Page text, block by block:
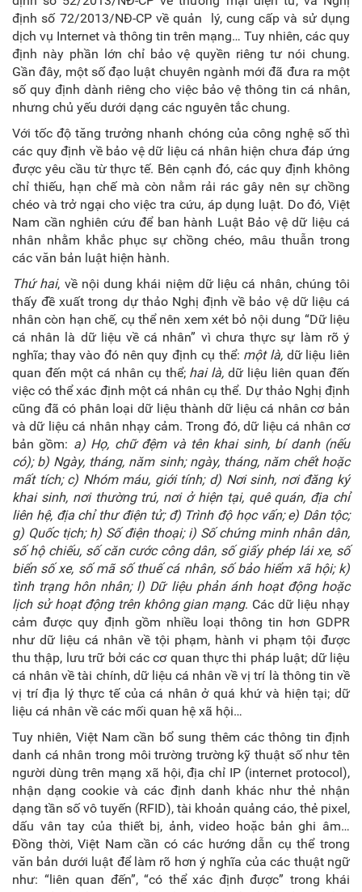
định số 72/2013/NĐ-CP về quản lý, cung cấp và sử dụng
dịch vụ Internet và thông tin trên mạng… Tuy nhiên, các quy
định này phần lớn chỉ bảo vệ quyền riêng tư nói chung.
Gần đây, một số đạo luật chuyên ngành mới đã đưa ra một
số quy định dành riêng cho việc bảo vệ thông tin cá nhân,
nhưng chủ yếu dưới dạng các nguyên tắc chung.
Với tốc độ tăng trưởng nhanh chóng của công nghệ số thì
các quy định về bảo vệ dữ liệu cá nhân hiện chưa đáp ứng
được yêu cầu từ thực tế. Bên cạnh đó, các quy định không
chỉ thiếu, hạn chế mà còn nằm rải rác gây nên sự chồng
chéo và trở ngại cho việc tra cứu, áp dụng luật. Do đó, Việt
Nam cần nghiên cứu để ban hành Luật Bảo vệ dữ liệu cá
nhân nhằm khắc phục sự chồng chéo, mâu thuẫn trong
các văn bản luật hiện hành.
Thứ hai, về nội dung khái niệm dữ liệu cá nhân, chúng tôi
thấy đề xuất trong dự thảo Nghị định về bảo vệ dữ liệu cá
nhân còn hạn chế, cụ thể nên xem xét bỏ nội dung “Dữ liệu
cá nhân là dữ liệu về cá nhân” vì chưa thực sự làm rõ ý
nghĩa; thay vào đó nên quy định cụ thể: một là,dữ liệu liên
quan đến một cá nhân cụ thể; hai là, dữ liệu liên quan đến
việc có thể xác định một cá nhân cụ thể. Dự thảo Nghị định
cũng đã có phân loại dữ liệu thành dữ liệu cá nhân cơ bản
và dữ liệu cá nhân nhạy cảm. Trong đó, dữ liệu cá nhân cơ
bản gồm: a) Họ, chữ đệm và tên khai sinh, bí danh (nếu
có); b) Ngày, tháng, năm sinh; ngày, tháng, năm chết hoặc
mất tích; c) Nhóm máu, giới tính; d) Nơi sinh, nơi đăng ký
khai sinh, nơi thường trú, nơi ở hiện tại, quê quán, địa chỉ
liên hệ, địa chỉ thư điện tử; đ) Trình độ học vấn; e) Dân tộc;
g) Quốc tịch; h) Số điện thoại; i) Số chứng minh nhân dân,
số hộ chiếu, số căn cước công dân, số giấy phép lái xe, số
biển số xe, số mã số thuế cá nhân, số bảo hiểm xã hội; k)
tình trạng hôn nhân; l) Dữ liệu phản ánh hoạt động hoặc
lịch sử hoạt động trên không gian mạng. Các dữ liệu nhạy
cảm được quy định gồm nhiều loại thông tin hơn GDPR
như dữ liệu cá nhân về tội phạm, hành vi phạm tội được
thu thập, lưu trữ bởi các cơ quan thực thi pháp luật; dữ liệu
cá nhân về tài chính, dữ liệu cá nhân về vị trí là thông tin về
vị trí địa lý thực tế của cá nhân ở quá khứ và hiện tại; dữ
liệu cá nhân về các mối quan hệ xã hội…
Tuy nhiên, Việt Nam cần bổ sung thêm các thông tin định
danh cá nhân trong môi trường trường kỹ thuật số như tên
người dùng trên mạng xã hội, địa chỉ IP (internet protocol),
nhận dạng cookie và các định danh khác như thẻ nhận
dạng tần số vô tuyến (RFID), tài khoản quảng cáo, thẻ pixel,
dấu vân tay của thiết bị, ảnh, video hoặc bản ghi âm…
Đồng thời, Việt Nam cần có các hướng dẫn cụ thể trong
văn bản dưới luật để làm rõ hơn ý nghĩa của các thuật ngữ
như: “liên quan đến”, “có thể xác định được” trong khái